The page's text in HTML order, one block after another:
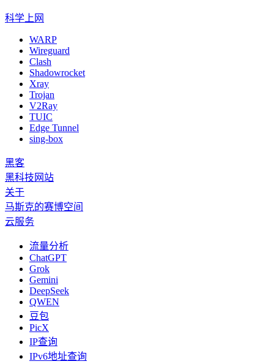
科学上网
WARP
Wireguard
Clash
Shadowrocket
Xray
Trojan
V2Ray
TUIC
Edge Tunnel
sing-box
黑客
黑科技网站
关于
马斯克的赛博空间
云服务
流量分析
ChatGPT
Grok
Gemini
DeepSeek
QWEN
豆包
PicX
IP查询
IPv6地址查询